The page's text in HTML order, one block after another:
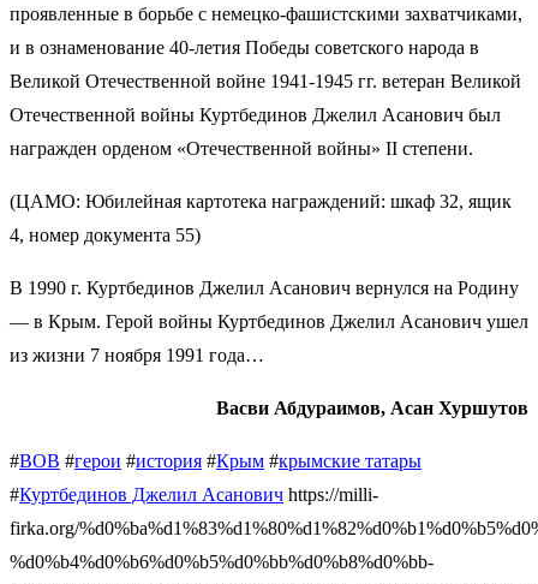
проявленные в борьбе с немецко-фашистскими захватчиками,
и в ознаменование 40-летия Победы советского народа в
Великой Отечественной войне 1941-1945 гг. ветеран Великой
Отечественной войны Куртбединов Джелил Асанович был
награжден орденом «Отечественной войны» II степени.
(ЦАМО: Юбилейная картотека награждений: шкаф 32, ящик
4, номер документа 55)
В 1990 г. Куртбединов Джелил Асанович вернулся на Родину
— в Крым. Герой войны Куртбединов Джелил Асанович ушел
из жизни 7 ноября 1991 года…
Васви Абдураимов, Асан Хуршутов
#ВОВ #герои #история #Крым #крымские татары
#Куртбединов Джелил Асанович https://milli-
firka.org/
%d0%b4%d0%b6%d0%b5%d0%bb%d0%b8%d0%bb-